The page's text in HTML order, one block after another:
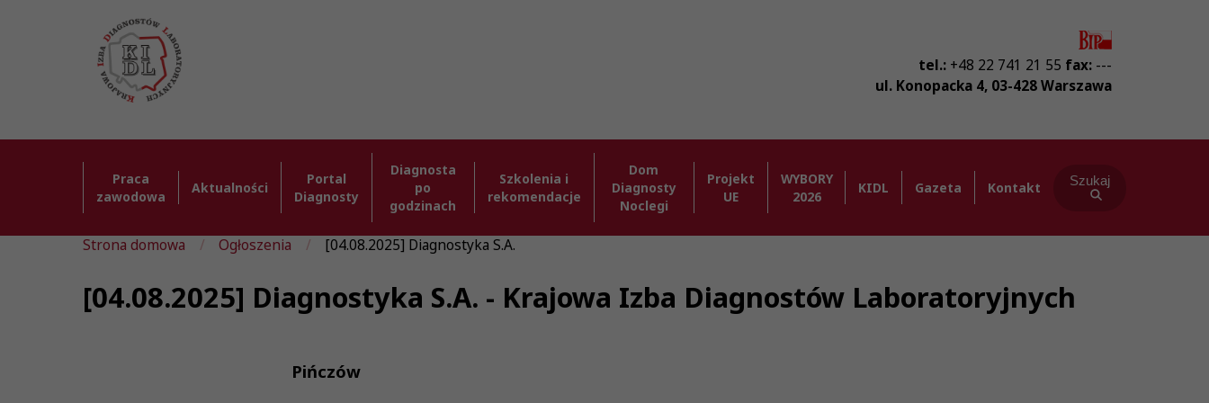
tel.: +48 22 741 21 55 fax: ---
ul. Konopacka 4, 03-428Warszawa
Praca
zawodowa
Aktualności
Portal
Diagnosty
Diagnosta
po
godzinach
Szkolenia i
rekomendacje
Dom
Diagnosty
Noclegi
Projekt
UE
WYBORY
2026
KIDL Gazeta Kontakt Szukaj
Strona domowa Ogłoszenia [04.08.2025] Diagnostyka S.A.
[04.08.2025] Diagnostyka S.A. - Krajowa Izba Diagnostów Laboratoryjnych
Pińczów